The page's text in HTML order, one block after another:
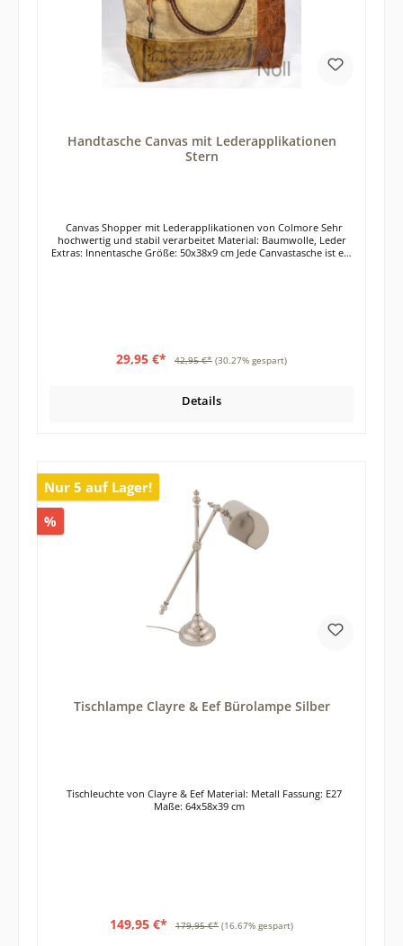
Handtasche Canvas mit Lederapplikationen
Stern
Canvas Shopper mit Lederapplikationen von Colmore Sehr
hochwertig und stabil verarbeitet Material: Baumwolle, Leder
Extras: Innentasche Größe: 50x38x9 cm Jede Canvastasche ist ein
29,95 €* 42,95 €* (30.27% gespart)
Details
Nur 5 auf Lager!
%
Tischlampe Clayre & Eef Bürolampe Silber
Tischleuchte von Clayre & Eef Material: Metall Fassung: E27
149,95 €* 179,95 €* (16.67% gespart)